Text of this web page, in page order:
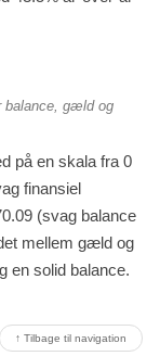
balance, gæld og
på en skala fra 0
finansiel
(svag balance
mellem gæld og
en solid balance.
↑ Tilbage til navigation